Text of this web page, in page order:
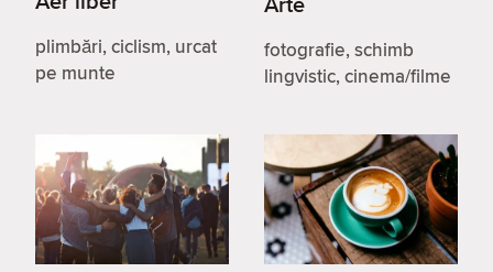
plimbări, ciclism, urcat
pe munte
fotografie, schimb
lingvistic, cinema/filme